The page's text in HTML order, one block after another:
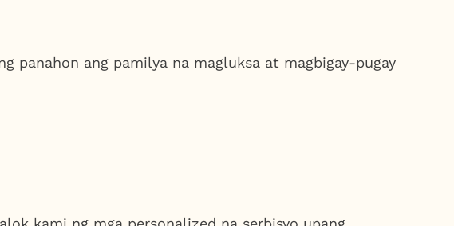
panahon ang pamilya na magluksa at magbigay-pugay